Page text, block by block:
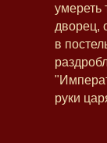
умереть
дворец,
в
руки